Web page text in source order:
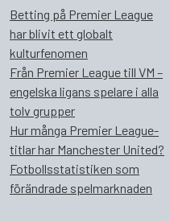
Betting på Premier League
har blivit ett globalt
kulturfenomen
Från Premier League till VM –
engelska ligans spelare i alla
tolv grupper
Hur många Premier League-
titlar har Manchester United?
Fotbollsstatistiken som
förändrade spelmarknaden